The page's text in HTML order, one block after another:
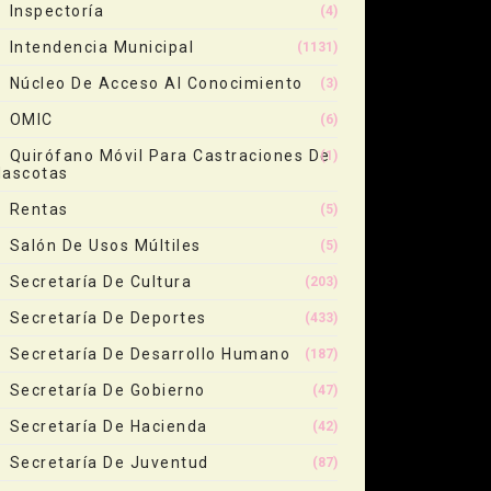
Inspectoría (4)
Intendencia Municipal (1131)
Núcleo De Acceso Al Conocimiento (3)
OMIC (6)
Quirófano Móvil Para Castraciones De(1)
Rentas (5)
Salón De Usos Múltiles (5)
Secretaría De Cultura (203)
Secretaría De Deportes (433)
Secretaría De Desarrollo Humano (187)
Secretaría De Gobierno (47)
Secretaría De Hacienda (42)
Secretaría De Juventud (87)